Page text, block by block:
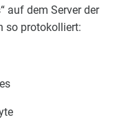
auf dem Server der
so protokolliert: